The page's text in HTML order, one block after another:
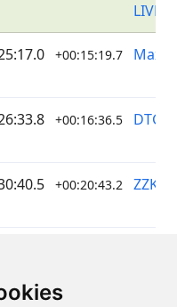
+00:15:19.7
+00:16:36.5 DTG-
+00:20:43.2 ZZK